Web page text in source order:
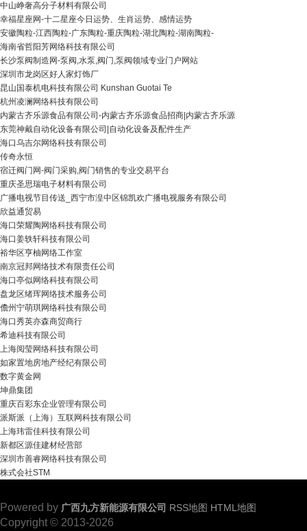
中山峥奢高分子材料有限公司
幸福星座网-十二星座今日运势、生肖运势、感情运势
安徽陶粒-江西陶粒-广东陶粒-重庆陶粒-湖北陶粒-湖南陶粒-
海南省哲阳芳网络科技有限公司
长沙泵阀制造网-泵阀,水泵,阀门,泵阀领域专业门户网站
深圳市龙岗区好人家灯饰厂
昆山国泰机电科技有限公司 Kunshan Guotai Te
杭州凌澜网络科技有限公司
内蒙古齐乐源食品有限公司-内蒙古齐乐源食品招商|内蒙古齐乐源
东莞神戴自动化设备有限公司|自动化设备及配件生产
海口乌吉尔网络科技有限公司
传奇永恒
宿迁阀门网-阀门采购,阀门销售的专业交易平台
重庆圣思瑞电子材料有限公司
广播电视节目传送_西宁市湟中区锦凯欢广播电视服务有限公司
欣益通贸易
海口荣耀陶网络科技有限公司
海口姜轶轩科技有限公司
裕华区亨柚网络工作室
南京冠邦网络技术有限责任公司
海口亭似网络科技有限公司
盘龙区绪珲网络技术服务公司
儋州宁萌琪网络科技有限公司
海口秀英亦森商贸商行
希迪科技有限公司
上海阅莹网络科技有限公司
如家置地房地产经纪有限公司
数字黄金网
坤鼎集团
重庆百彩东企业管理有限公司
派斯派（上海）互联网科技有限公司
上海玮雷佳科技有限公司
新都区源佳建材经营部
深圳市善睿网络科技有限公司
株式会社STM
Powered by 广西九方新能源有限公司 RSS地图 HTML地图
Copyright © 2013-2026